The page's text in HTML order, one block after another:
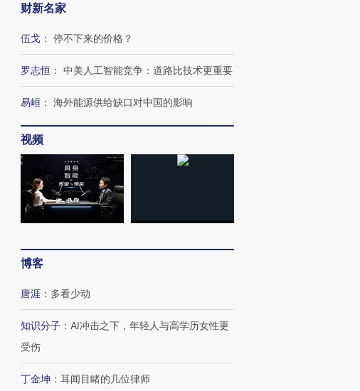
财新名家
伍戈 ： 停不下来的价格？
罗志恒 ： 中美人工智能竞争：道路比技术更重要
易峘 ： 海外能源供给缺口对中国的影响
视频
博客
唐涯 ： 多看少动
知识分子 ： AI冲击之下，年轻人与高学历女性更
受伤
丁金坤 ： 耳闻目睹的几位律师